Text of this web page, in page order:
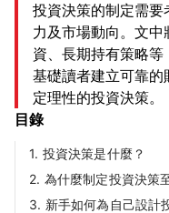
投資決策的制定需
力及市場動向。文
資、長期持有策略
基礎讀者建立可靠
定理性的投資決策。
目錄
1. 投資決策是什麼？
2. 為什麼制定投資決策
3. 新手如何為自己設計